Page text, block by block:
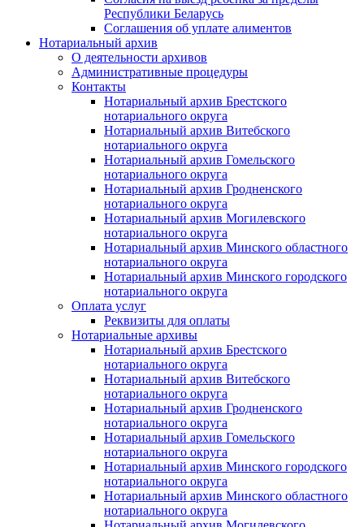
Республики Беларусь
Соглашения об уплате алиментов
Нотариальный архив
О деятельности архивов
Административные процедуры
Контакты
Нотариальный архив Брестского
нотариального округа
Нотариальный архив Витебского
нотариального округа
Нотариальный архив Гомельского
нотариального округа
Нотариальный архив Гродненского
нотариального округа
Нотариальный архив Могилевского
нотариального округа
Нотариальный архив Минского областного
нотариального округа
Нотариальный архив Минского городского
нотариального округа
Оплата услуг
Реквизиты для оплаты
Нотариальные архивы
Нотариальный архив Брестского
нотариального округа
Нотариальный архив Витебского
нотариального округа
Нотариальный архив Гродненского
нотариального округа
Нотариальный архив Гомельского
нотариального округа
Нотариальный архив Минского городского
нотариального округа
Нотариальный архив Минского областного
нотариального округа